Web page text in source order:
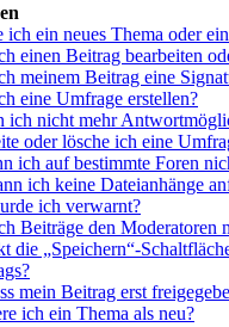
ich ein neues Thema oder
einen Beitrag bearbeiten
meinem Beitrag eine
eine Umfrage erstellen?
ich nicht mehr
oder lösche ich eine
ich auf bestimmte Foren
ich keine Dateianhänge
ich verwarnt?
Beiträge den Moderatoren
die „Speichern“-
mein Beitrag erst
ich ein Thema als neu?